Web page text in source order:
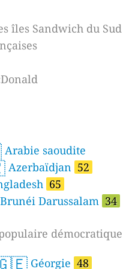
îles Sandwich du Sud
Arabie saoudite
Azerbaïdjan 52
65
Brunéi Darussalam 34
démocratique
Géorgie 48